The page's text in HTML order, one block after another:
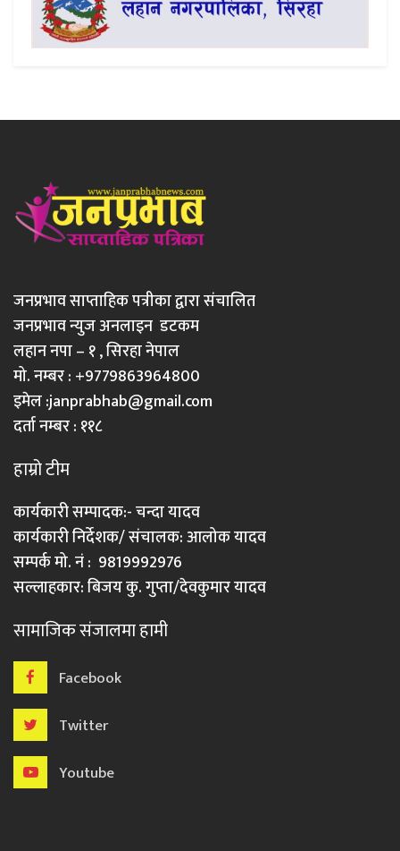
जनप्रभाव साप्ताहिक पत्रीका द्वारा संचालित
जनप्रभाव न्युज अनलाइन डटकम
लहान नपा – १ , सिरहा नेपाल
मो. नम्बर : +9779863964800
इमेल :janprabhab@gmail.com
दर्ता नम्बर : ११८
हाम्रो टीम
कार्यकारी सम्पादक:- चन्दा यादव
कार्यकारी निर्देशक/ संचालक: आलोक यादव
सम्पर्क मो. नं : 9819992976
सल्लाहकार: बिजय कु. गुप्ता/देवकुमार यादव
सामाजिक संजालमा हामी
Facebook
Twitter
Youtube